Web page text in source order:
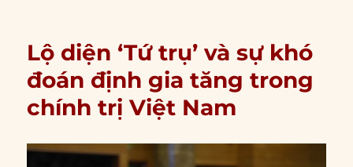
Lộ diện ‘Tứ trụ’ và sự khó
đoán định gia tăng trong
chính trị Việt Nam